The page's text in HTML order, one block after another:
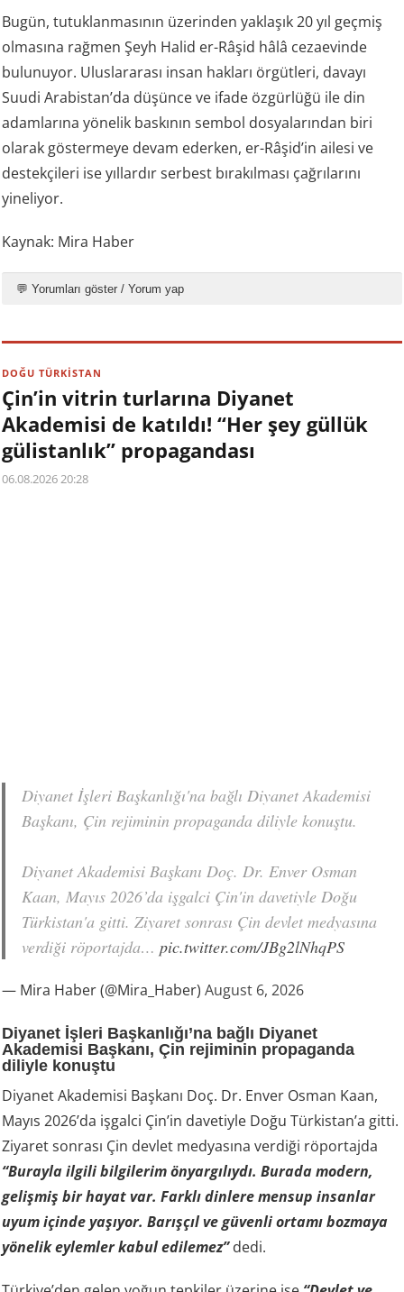
Bugün, tutuklanmasının üzerinden yaklaşık 20 yıl geçmiş
olmasına rağmen Şeyh Halid er-Râşid hâlâ cezaevinde
bulunuyor. Uluslararası insan hakları örgütleri, davayı
Suudi Arabistan’da düşünce ve ifade özgürlüğü ile din
adamlarına yönelik baskının sembol dosyalarından biri
olarak göstermeye devam ederken, er-Râşid’in ailesi ve
destekçileri ise yıllardır serbest bırakılması çağrılarını
yineliyor.
Kaynak: Mira Haber
💬 Yorumları göster / Yorum yap
DOĞU TÜRKİSTAN
Çin’in vitrin turlarına Diyanet
Akademisi de katıldı! “Her şey güllük
gülistanlık” propagandası
06.08.2026 20:28
Diyanet İşleri Başkanlığı'na bağlı Diyanet Akademisi
Başkanı, Çin rejiminin propaganda diliyle konuştu.
Diyanet Akademisi Başkanı Doç. Dr. Enver Osman
Kaan, Mayıs 2026’da işgalci Çin'in davetiyle Doğu
Türkistan'a gitti. Ziyaret sonrası Çin devlet medyasına
verdiği röportajda…pic.twitter.com/JBg2lNhqPS
— Mira Haber (@Mira_Haber)August 6, 2026
Diyanet İşleri Başkanlığı’na bağlı Diyanet
Akademisi Başkanı, Çin rejiminin propaganda
diliyle konuştu
Diyanet Akademisi Başkanı Doç. Dr. Enver Osman Kaan,
Mayıs 2026’da işgalci Çin’in davetiyle Doğu Türkistan’a gitti.
Ziyaret sonrası Çin devlet medyasına verdiği röportajda
“Burayla ilgili bilgilerim önyargılıydı. Burada modern,
gelişmiş bir hayat var. Farklı dinlere mensup insanlar
uyum içinde yaşıyor. Barışçıl ve güvenli ortamı bozmaya
yönelik eylemler kabul edilemez”dedi.